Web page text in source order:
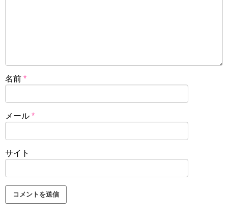
名前 *
メール *
サイト